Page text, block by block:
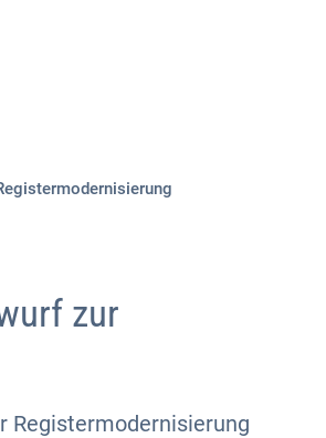
zur
Registermodernisierung